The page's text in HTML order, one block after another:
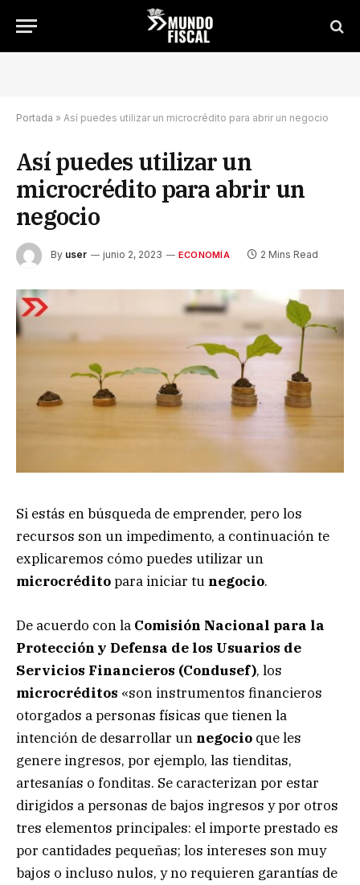
Portada » Así puedes utilizar un microcrédito para abrir un negocio
Así puedes utilizar un
microcrédito para abrir un
negocio
By user junio 2, 2023 ECONOMÍA 2 Mins Read
Si estás en búsqueda de emprender, pero los
recursos son un impedimento, a continuación te
explicaremos cómo puedes utilizar un
microcréditopara iniciar tu negocio.
De acuerdo con la Comisión Nacional para la
Protección y Defensa de los Usuarios de
Servicios Financieros (Condusef), los
microcréditos «son instrumentos financieros
otorgados a personas físicas que tienen la
intención de desarrollar un negocio que les
genere ingresos, por ejemplo, las tienditas,
artesanías o fonditas. Se caracterizan por estar
dirigidos a personas de bajos ingresos y por otros
tres elementos principales: el importe prestado es
por cantidades pequeñas; los intereses son muy
bajos o incluso nulos, y no requieren garantías de